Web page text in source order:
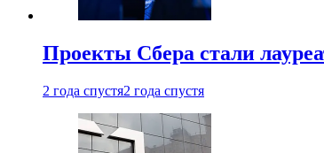
Проекты Сбера стали
2 года спустя2 года спустя